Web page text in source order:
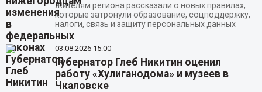
Жителям региона рассказали о новых правилах,
которые затронули образование, соцподдержку,
налоги, связь и защиту персональных данных
03.08.2026 15:00
Губернатор Глеб Никитин оценил
работу «Хулиганодома» и музеев в
Чкаловске